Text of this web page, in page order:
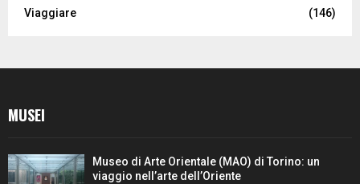
Viaggiare
(146)
MUSEI
Museo di Arte Orientale (MAO) di Torino: un
viaggio nell’arte dell’Oriente